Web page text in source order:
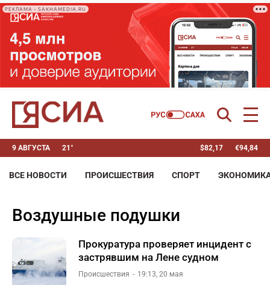
РЕКЛАМА • SAKHAMEDIA.RU
9 АВГУСТА 21° $82,17 €94,84
ВСЕ НОВОСТИ ПРОИСШЕСТВИЯ СПОРТ
воздушные подушки
Прокуратура проверяет инцидент с
застрявшим на Лене судном
Происшествия 19:13, 20 мая